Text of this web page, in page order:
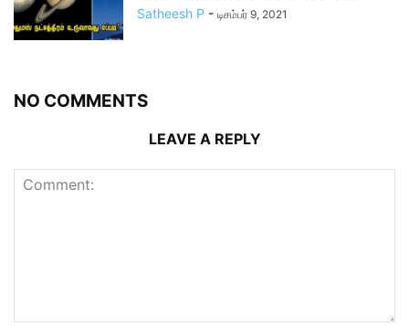
Satheesh P - டிசம்பர் 9, 2021
NO COMMENTS
LEAVE A REPLY